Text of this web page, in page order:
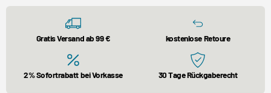
Gratis Versand ab 99 € kostenlose Retoure
2% Sofortrabatt bei Vorkasse 30 Tage Rückgaberecht